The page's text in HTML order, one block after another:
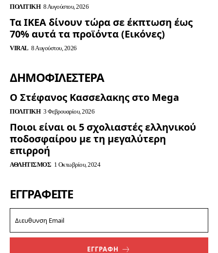
ΠΟΛΙΤΙΚΉ 8 Αυγούστου, 2026
Τα ΙΚΕΑ δίνουν τώρα σε έκπτωση έως
70% αυτά τα προϊόντα (Εικόνες)
VIRAL 8 Αυγούστου, 2026
ΔΗΜΟΦΙΛΈΣΤΕΡΑ
Ο Στέφανος Κασσελακης στο Mega
ΠΟΛΙΤΙΚΉ 3 Φεβρουαρίου, 2026
Ποιοι είναι οι 5 σχολιαστές ελληνικού
ποδοσφαίρου με τη μεγαλύτερη
επιρροή
ΑΘΛΗΤΙΣΜΌΣ 1 Οκτωβρίου, 2024
ΕΓΓΡΑΦΕΊΤΕ
ΕΓΓΡΑΦΗ